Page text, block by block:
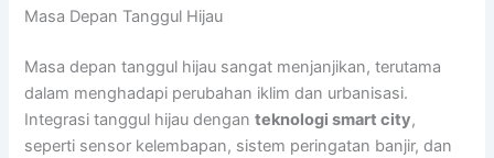
Masa Depan Tanggul Hijau
Masa depan tanggul hijau sangat menjanjikan, terutama
dalam menghadapi perubahan iklim dan urbanisasi.
Integrasi tanggul hijau denganteknologi smart city,
seperti sensor kelembapan, sistem peringatan banjir, dan